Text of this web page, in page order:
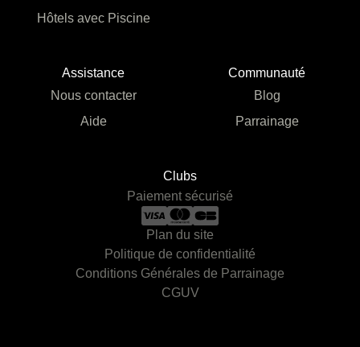
Hôtels avec Piscine
Assistance
Nous contacter
Aide
Communauté
Blog
Parrainage
Clubs
Paiement sécurisé
Plan du site
Politique de confidentialité
Conditions Générales de Parrainage
CGUV